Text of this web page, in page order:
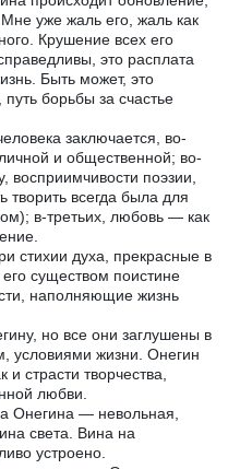
уже жаль его, жаль как
Крушение всех его
это расплата
Быть может, это
борьбы за счастье
заключается, во-
и общественной; во-
восприимчивости поэзии,
творить всегда была для
в-третьих, любовь — как
стихии духа, прекрасные в
существом поистине
наполняющие жизнь
но все они заглушены в
условиями жизни. Онегин
страсти творчества,
любви.
Онегина — невольная,
света. Вина на
устроено.